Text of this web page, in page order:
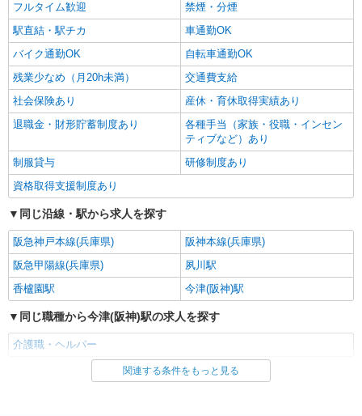
介護老人保健施設シルバーハウス
介護老人保健施設での介護職員
時給1140円〜 ※介護福祉士加算別途有
介護老人保健施設シルバーハウス （兵庫県西
宮市塩瀬町生瀬1281番地-5）
キープ 詳細を見る
正社員
香櫨園ケアセンターそよ風：RO9861
ショートステイ 介護スタッフ
【月給】268,920円〜348,920円 ▼給与詳細 資
格手当：10,000円 処遇改善手当：35,920円 夜勤手
当：30,000円（5回分） ※6回目以降は1回6,000円
支給 住宅手当：規定あり 調整手当：０円〜30,000
円※経験にょる 精勤手当：8,000円 ▼下記別途支
給 通勤手当 年末年始手当：380円/時 賞与年2回
34.1万円（最高額135万円） ※2025年6月支給実績
※処遇改善手当は試用期間中(3ヶ月)は支給なし
兵庫県西宮市上葭原町4-21
詳細を見る
契約社員
香櫨園ケアセンターそよ風：RO12123
ショートステイ 夜勤専従介護職
【月給】295,792円〜313,840円 ▼給与詳細 処
フルタイム歓迎
禁煙・分煙
駅直結・駅チカ
車通勤OK
バイク通勤OK
自転車通勤OK
残業少なめ（月20h未満）
交通費支給
社会保険あり
産休・育休取得実績あり
退職金・財形貯蓄制度あり
各種手当（家族・役職・インセン
ティブなど）あり
制服貸与
研修制度あり
資格取得支援制度あり
同じ沿線・駅から求人を探す
阪急神戸本線(兵庫県)
阪神本線(兵庫県)
阪急甲陽線(兵庫県)
夙川駅
香櫨園駅
今津(阪神)駅
同じ職種から今津(阪神)駅の求人を探す
介護職・ヘルパー
同じ雇用形態から今津(阪神)駅の求人を探す
関連する条件をもっと見る